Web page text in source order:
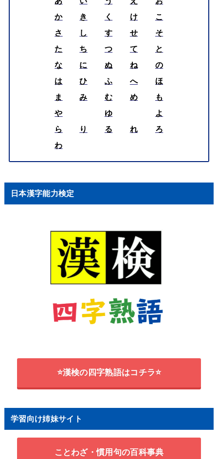
か
き く け
こ
さ
し す せ
そ
た
ち つ て
と
な
に ぬ ね
の
は
ひ ふ へ
ほ
ま
み む め
も
や
ゆ
よ
ら
り る れ
ろ
わ
日本漢字能力検定
⭐漢検の四字熟語はコチラ⭐
学習向け姉妹サイト
ことわざ・慣用句の百科事典